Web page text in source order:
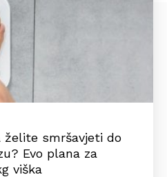
želite smršavjeti do
Evo plana za
viška